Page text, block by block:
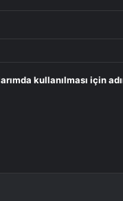
kullanılması için